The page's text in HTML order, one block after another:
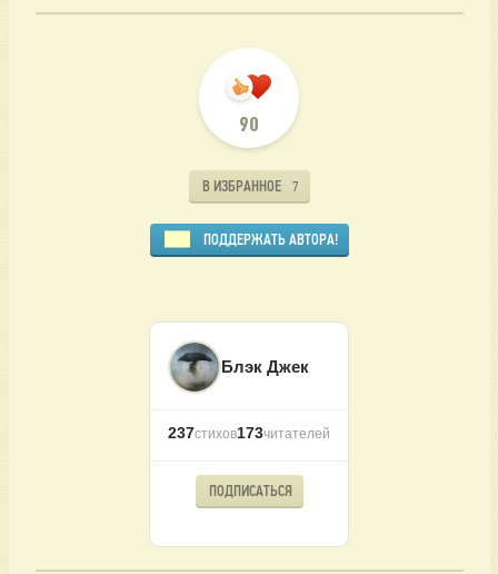
90
В ИЗБРАННОЕ 7
ПОДДЕРЖАТЬ АВТОРА!
Блэк Джек
237стихов173читателей
ПОДПИСАТЬСЯ